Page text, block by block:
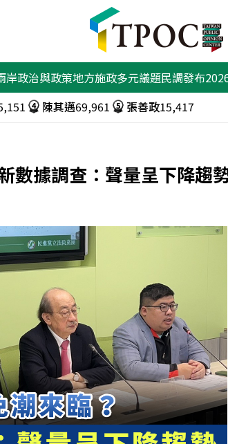
岸政治與政策地方施政多元議題民調發布
4 石崇良50,587 韓國瑜44,569
4 陳其邁69,961 5 張善政15,417
數據調查：聲量呈下降趨
1.